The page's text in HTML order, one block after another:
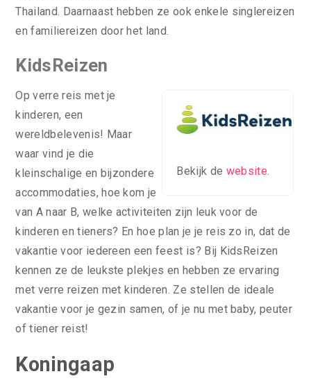
Thailand. Daarnaast hebben ze ook enkele singlereizen
en familiereizen door het land.
KidsReizen
Bekijk de website.
Op verre reis met je
kinderen, een
wereldbelevenis! Maar
waar vind je die
kleinschalige en bijzondere
accommodaties, hoe kom je
van A naar B, welke activiteiten zijn leuk voor de
kinderen en tieners? En hoe plan je je reis zo in, dat de
vakantie voor iedereen een feest is? Bij KidsReizen
kennen ze de leukste plekjes en hebben ze ervaring
met verre reizen met kinderen. Ze stellen de ideale
vakantie voor je gezin samen, of je nu met baby, peuter
of tiener reist!
Koningaap